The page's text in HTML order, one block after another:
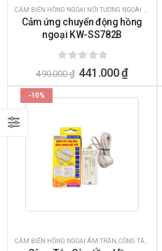
Cảm ứng chuyển động hồng
ngoại KW-SS782B
ngoài 5
490.000₫ 441.000₫
-10%
CẢM BIẾN HỒNG NGOẠI ÂM TRẦN CÔNG TẮC CẢM BIẾN